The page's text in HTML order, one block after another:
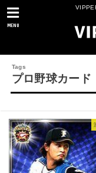
MENU
プロ野球カード